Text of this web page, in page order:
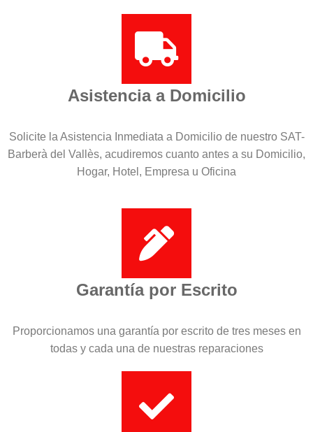
Asistencia a Domicilio
Solicite la Asistencia Inmediata a Domicilio de nuestro SAT-
Barberà del Vallès, acudiremos cuanto antes a su Domicilio,
Hogar, Hotel, Empresa u Oficina
Garantía por Escrito
Proporcionamos una garantía por escrito de tres meses en
todas y cada una de nuestras reparaciones